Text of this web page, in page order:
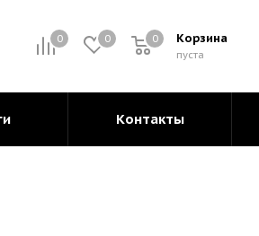
0 0 Корзина
0
пуста
0
Контакты